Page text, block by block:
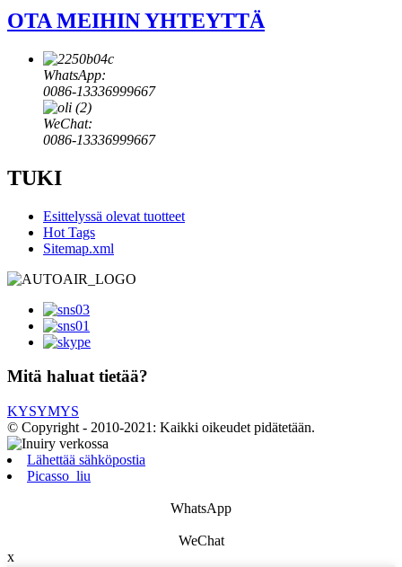
OTA MEIHIN YHTEYTTÄ
WhatsApp:
0086-13336999667
WeChat:
0086-13336999667
TUKI
Esittelyssä olevat tuotteet
Hot Tags
Sitemap.xml
Mitä haluat tietää?
KYSYMYS
© Copyright - 2010-2021: Kaikki oikeudet pidätetään.
Lähettää sähköpostia
Picasso_liu
WhatsApp
WeChat
x